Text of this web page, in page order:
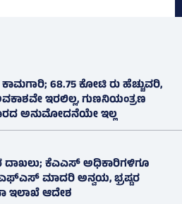
68.75 ಕೋಟಿ ರು ಹೆಚ್ಚುವರಿ,
ಇರಲಿಲ್ಲ, ಗುಣನಿಯಂತ್ರಣ
ಅನುಮೋದನೆಯೇ ಇಲ್ಲ
ದಾಖಲು; ಕೆಎಎಸ್ ಅಧಿಕಾರಿಗಳಿಗೂ
ಮಾದರಿ ಅನ್ವಯ, ಭ್ರಷ್ಟರ
ಇಲಾಖೆ ಆದೇಶ